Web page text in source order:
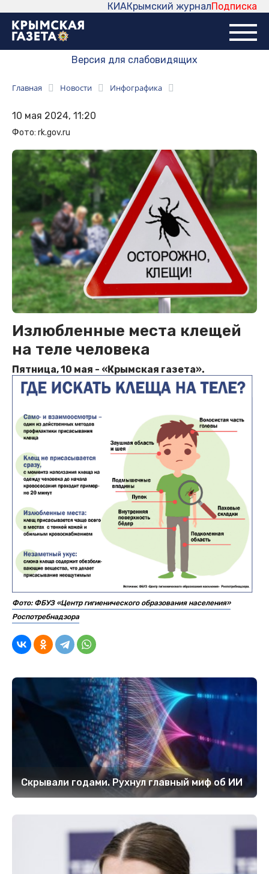
Подписка
Крымский журнал
КИА
Версия для слабовидящих
Главная Новости Инфографика
10 мая 2024, 11:20
Фото: rk.gov.ru
Излюбленные места клещей
на теле человека
Пятница, 10 мая - «Крымская газета».
Фото: ФБУЗ «Центр гигиенического образования населения»
Роспотребнадзора
Скрывали годами. Рухнул главный миф об ИИ